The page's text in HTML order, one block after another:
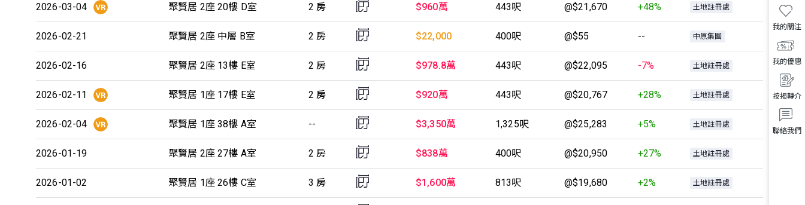
聯絡我們
按揭轉介
我的優惠
我的關注
2026-03-04 聚賢居 2座 20樓 D室 2 房 $960萬 443呎 @$21,670 +48% 土地註冊處
2026-02-21 聚賢居 2座 中層 B室 2 房 $22,000 400呎 @$55 -- 中原集團
2026-02-16 聚賢居 2座 13樓 E室 2 房 $978.8萬 443呎 @$22,095 -7% 土地註冊處
2026-02-11 聚賢居 1座 17樓 E室 2 房 $920萬 443呎 @$20,767 +28% 土地註冊處
2026-02-04 聚賢居 1座 38樓 A室 -- $3,350萬 1,325呎 @$25,283 +5% 土地註冊處
2026-01-19 聚賢居 2座 27樓 A室 2 房 $838萬 400呎 @$20,950 +27% 土地註冊處
2026-01-02 聚賢居 1座 26樓 C室 3 房 $1,600萬 813呎 @$19,680 +2% 土地註冊處